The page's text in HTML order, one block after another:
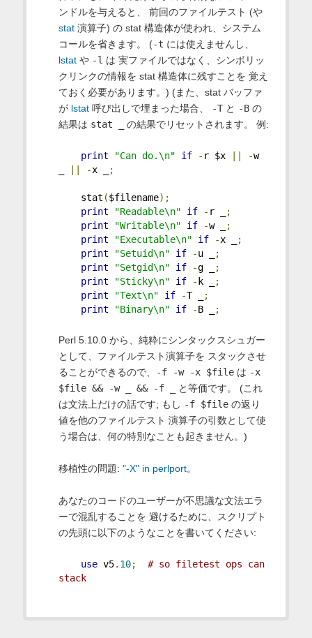
ンドルを与えると、 前回のファイルテスト (や
stat演算子) の stat 構造体が使われ、システム
コールを省きます。 (-t には使えませんし、
lstatや -l は 実ファイルではなく、シンボリッ
クリンクの情報を stat 構造体に残すことを 覚え
ておく必要があります。) (また、stat バッファ
が lstat呼び出しで埋まった場合、 -Tと -Bの
結果は stat _ の結果でリセットされます。 例:
print "Can do.\n" if - r $x -w
-x _ ;
stat ($filename);
print
"Readable\n" if - r _
;
print
"Writable\n" if -w _
;
print
"Executable\n" if -x _
;
print
"Setuid\n" if -u _
;
print
"Setgid\n" if -g _
;
print
"Sticky\n" if - k _
;
print
"Text\n" if -T _
;
print
"Binary\n" if -B _ ;
Perl 5.10.0 から、純粋にシンタックスシュガー
として、ファイルテスト演算子を スタックさせ
ることができるので、
-f -w -x $fileは -x
$file && -w _ && -f _
と等価です。 (これ
は文法上だけの話です; もし -f $fileの返り
値を他のファイルテスト 演算子の引数として使
う場合は、何の特別なことも起きません。)
移植性の問題: "-X" in perlport。
あなたのコードのユーザーが不思議な文法エラ
ーで混乱することを 避けるために、スクリプト
の先頭に以下のようなことを書いてください:
use v5. 10;
# so filetest ops can
stack